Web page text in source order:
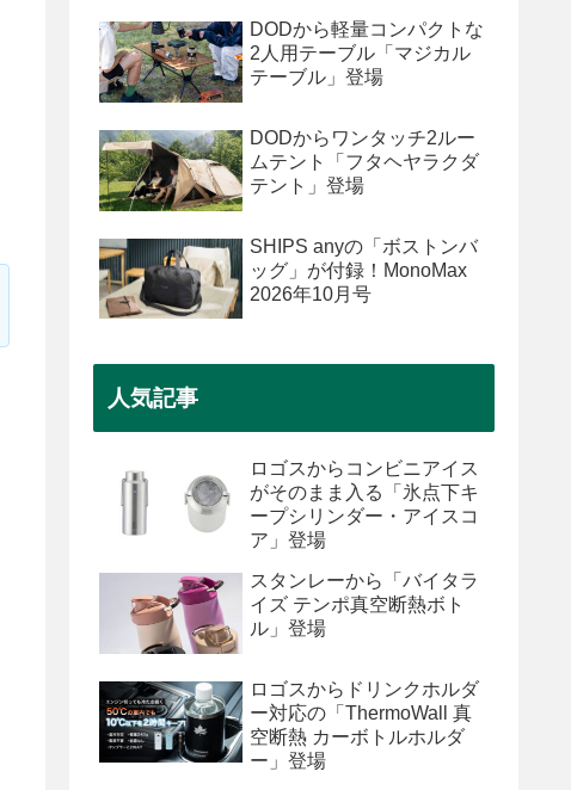
DODから軽量コンパクトな
2人用テーブル「マジカル
テーブル」登場
DODからワンタッチ2ルー
ムテント「フタヘヤラクダ
テント」登場
SHIPS anyの「ボストンバ
ッグ」が付録！MonoMax
2026年10月号
人気記事
ロゴスからコンビニアイス
がそのまま入る「氷点下キ
ープシリンダー・アイスコ
ア」登場
スタンレーから「バイタラ
イズ テンポ真空断熱ボト
ル」登場
ロゴスからドリンクホルダ
ー対応の「ThermoWall 真
空断熱 カーボトルホルダ
ー」登場